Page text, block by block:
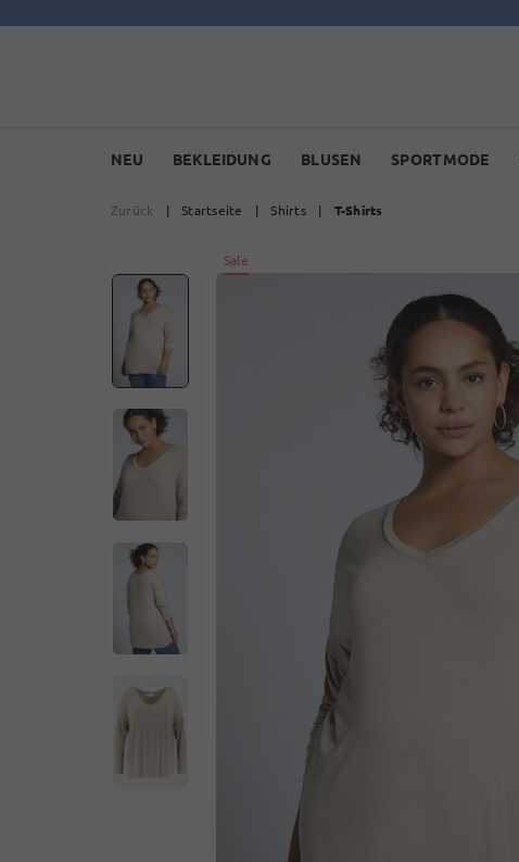
NEU BEKLEIDUNG BLUSEN SPORTMODE
Zurück | Startseite | Shirts | T-Shirts
Sale